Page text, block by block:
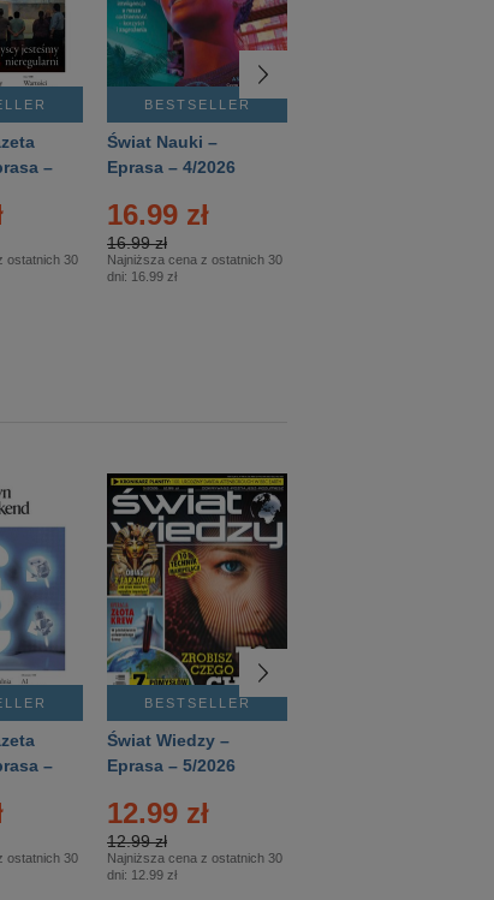
–
ostatnich 30
BESTSELLER
Świat Nauki –
Eprasa – 4/2026
16.99 zł
16.99 zł
Najniższa cena z ostatnich 30
dni: 16.99 zł
–
ostatnich 30
BESTSELLER
Świat Wiedzy –
Eprasa – 5/2026
12.99 zł
12.99 zł
Najniższa cena z ostatnich 30
dni: 12.99 zł